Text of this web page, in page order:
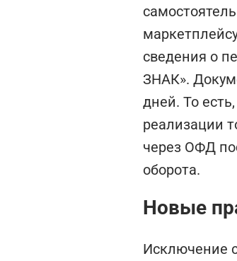
сведения о
ЗНАК».
дней. То
реализации
через ОФД
оборота.
Новые
Исключение